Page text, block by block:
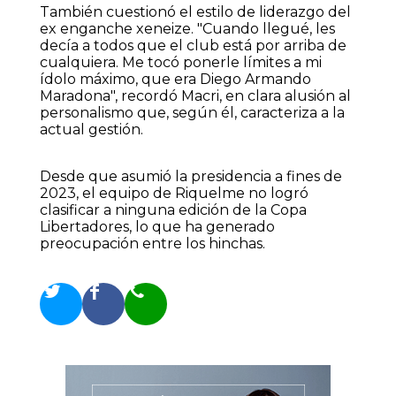
También cuestionó el estilo de liderazgo del
ex enganche xeneize. "Cuando llegué, les
decía a todos que el club está por arriba de
cualquiera. Me tocó ponerle límites a mi
ídolo máximo, que era Diego Armando
Maradona", recordó Macri, en clara alusión al
personalismo que, según él, caracteriza a la
actual gestión.
Desde que asumió la presidencia a fines de
2023, el equipo de Riquelme no logró
clasificar a ninguna edición de la Copa
Libertadores, lo que ha generado
preocupación entre los hinchas.